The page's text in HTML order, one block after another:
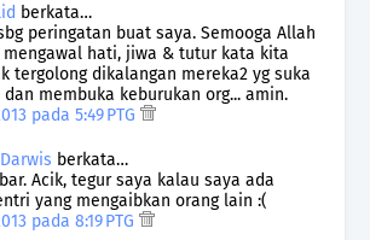
berkata…
peringatan buat saya. Semooga Allah
hati, jiwa & tutur kata kita
tergolong dikalangan mereka2 yg suka
dan membuka keburukan org... amin.
pada 5:49 PTG
berkata…
Acik, tegur saya kalau saya ada
yang mengaibkan orang lain :(
pada 8:19 PTG